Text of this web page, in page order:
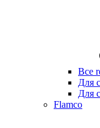
Все
Для
Для
Flamco